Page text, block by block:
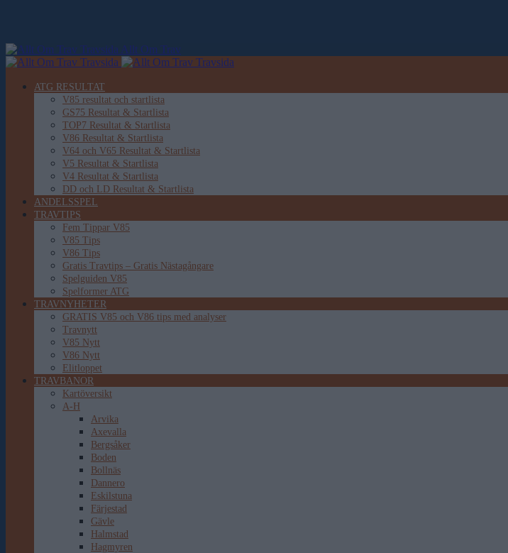
Allt Om Trav
ATG RESULTAT
V85 resultat och startlista
GS75 Resultat & Startlista
TOP7 Resultat & Startlista
V86 Resultat & Startlista
V64 och V65 Resultat & Startlista
V5 Resultat & Startlista
V4 Resultat & Startlista
DD och LD Resultat & Startlista
ANDELSSPEL
TRAVTIPS
Fem Tippar V85
V85 Tips
V86 Tips
Gratis Travtips – Gratis Nästagångare
Spelguiden V85
Spelformer ATG
TRAVNYHETER
GRATIS V85 och V86 tips med analyser
Travnytt
V85 Nytt
V86 Nytt
Elitloppet
TRAVBANOR
Kartöversikt
A-H
Arvika
Axevalla
Bergsåker
Boden
Bollnäs
Dannero
Eskilstuna
Färjestad
Gävle
Halmstad
Hagmyren